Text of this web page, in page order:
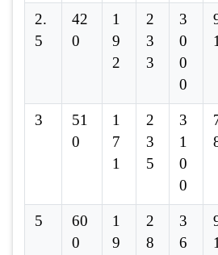
2.
5
42
0
1
9
2
2
3
3
3
0
0
0
1
3
51
0
1
7
1
2
3
5
3
1
0
0
5
60
0
1
9
2
8
3
6
1